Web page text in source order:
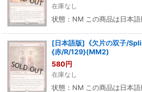
在庫なし
状態：NM この商品は日本語
[日本語版]《欠片の双子/
{赤/R/129}(MM2)
580円
在庫なし
状態：NM この商品は日本語